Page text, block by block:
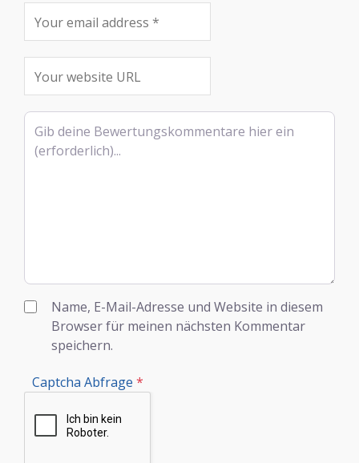
Rezensionstext
Name, E-Mail-Adresse und Website in diesem
Browser für meinen nächsten Kommentar
speichern.
Captcha Abfrage *